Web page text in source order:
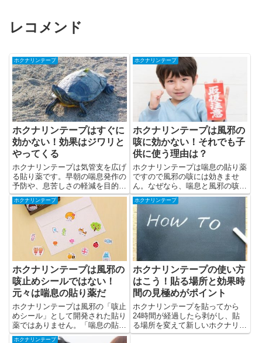
レコメンド
ホクナリンテープ
ホクナリンテープはすぐに
効かない！効果はジワリと
やってくる
ホクナリンテープは気管支を広げ
る貼り薬です。早朝の喘息発作の
予防や、息苦しさの軽減を目的と
して開発されました。だから、す
ぐに効果が表れません。
ホクナリンテープ
ホクナリンテープは風邪の
咳に効かない！それでも子
供に使う理由は？
ホクナリンテープは喘息の貼り薬
ですので風邪の咳には効きませ
ん。なぜなら、喘息と風邪の咳は
起こる原因が違うからです。本来
なら効かないはず風邪の咳に、使
われ続けるのはどうしてでしょう
か。
ホクナリンテープ
ホクナリンテープは風邪の
咳止めシールではない！
元々は喘息の貼り薬だ
ホクナリンテープは風邪の「咳止
めシール」として開発された貼り
薬ではありません。「喘息の貼り
薬」として開発された薬です。
ホクナリンテープ
ホクナリンテープの使い方
はこう！貼る場所と効果時
間の見極めがポイント
ホクナリンテープを貼ってから
24時間が経過したら剥がし、貼
る場所を変えて新しいホクナリン
テープに貼り替えます。そうすれ
ホクナリンテープ